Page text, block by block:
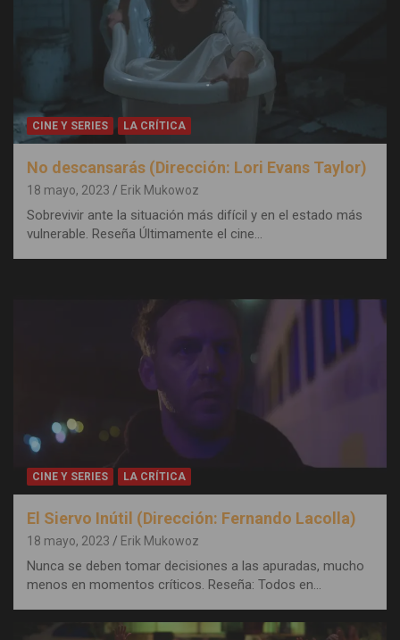
CINE Y SERIES LA CRÍTICA
No descansarás (Dirección: Lori Evans Taylor)
18 mayo, 2023 Erik Mukowoz
Sobrevivir ante la situación más difícil y en el estado más
vulnerable. Reseña Últimamente el cine…
CINE Y SERIES LA CRÍTICA
El Siervo Inútil (Dirección: Fernando Lacolla)
18 mayo, 2023 Erik Mukowoz
Nunca se deben tomar decisiones a las apuradas, mucho
menos en momentos críticos. Reseña: Todos en…